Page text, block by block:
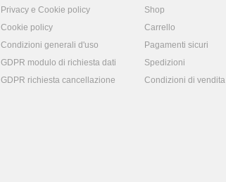
Privacy e Cookie policy
Cookie policy
Condizioni generali d'uso
GDPR modulo di richiesta dati
GDPR richiesta cancellazione
Shop
Carrello
Pagamenti sicuri
Spedizioni
Condizioni di vendita